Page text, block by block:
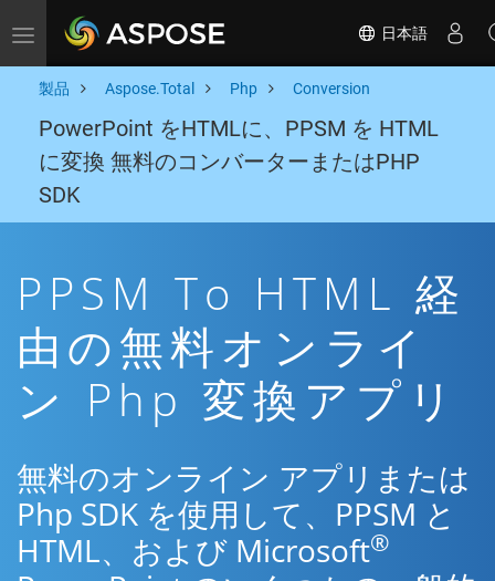
Toggle navigation 日本語
製品 Aspose.Total Php Conversion
PowerPoint をHTMLに、PPSM を HTML
に変換 無料のコンバーターまたはPHP
SDK
PPSM To HTML 経
由の無料オンライ
ン Php 変換アプリ
無料のオンライン アプリまたは
Php SDK を使用して、PPSM と
HTML、および Microsoft®